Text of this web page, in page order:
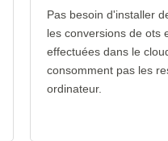
Pas besoin d'installer
les conversions de ots
effectuées dans le
consomment pas les
ordinateur.